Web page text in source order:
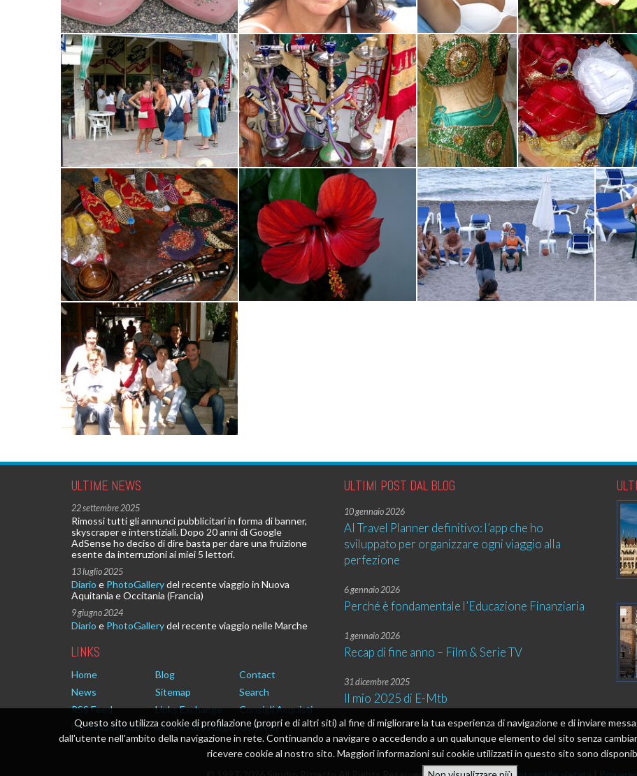
ULTIME NEWS
22 settembre 2025
Rimossi tutti gli annunci pubblicitari in forma di banner,
skyscraper e interstiziali. Dopo 20 anni di Google
AdSense ho deciso di dire basta per dare una fruizione
esente da interruzioni ai miei 5 lettori.
13 luglio 2025
Diario e PhotoGallerydel recente viaggio in Nuova
Aquitania e Occitania (Francia)
9 giugno 2024
Diario e PhotoGallerydel recente viaggio nelle Marche
LINKS
Home Blog
Contact
News
Sitemap
Search
RSS Feed
Links Exchange
Consigli Acquisti
MTB.rizzetto.com Meteo Alto Adige Geo Italy
ULTIMI POST DAL BLOG
10 gennaio 2026
AI Travel Planner definitivo: l’app che ho
sviluppato per organizzare ogni viaggio alla
perfezione
6 gennaio 2026
Perché è fondamentale l’Educazione Finanziaria
1 gennaio 2026
Recap di fine anno – Film & Serie TV
31 dicembre 2025
Il mio 2025 di E-Mtb
Questo sito utilizza cookie di profilazione (propri e di altri siti) al fine di migliorare la tua esperienza di navigazione e di inviare
dall'utente nell'ambito della navigazione in rete. Continuando a navigare o accedendo a un qualunque elemento del sito senza
ricevere cookie al nostro sito. Maggiori informazioni sui cookie utilizzati in questo sito sono